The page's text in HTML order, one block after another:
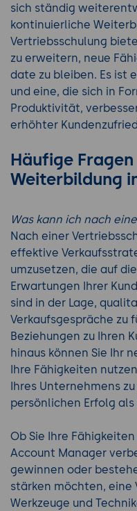
sich ständig
kontinuierliche
Vertriebsschulung
zu erweitern, neue
date zu bleiben. Es ist
und eine, die sich in
Produktivität,
erhöhter
Häufige
Weiterbildung
Was kann ich nach
Nach einer
effektive
umzusetzen, die auf
Erwartungen Ihrer
sind in der Lage,
Verkaufsgespräche zu
Beziehungen zu Ihren
hinaus können Sie Ihr
Ihre Fähigkeiten
Ihres Unternehmens
persönlichen Erfolg
Ob Sie Ihre
Account Manager
gewinnen oder
stärken möchten, eine
Werkzeuge und